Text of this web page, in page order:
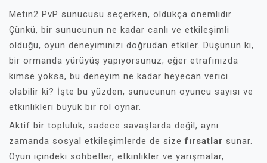
Metin2 PvP sunucusu seçerken, oldukça önemlidir.
Çünkü, bir sunucunun ne kadar canlı ve etkileşimli
olduğu, oyun deneyiminizi doğrudan etkiler. Düşünün ki,
bir ormanda yürüyüş yapıyorsunuz; eğer etrafınızda
kimse yoksa, bu deneyim ne kadar heyecan verici
olabilir ki? İşte bu yüzden, sunucunun oyuncu sayısı ve
etkinlikleri büyük bir rol oynar.
Aktif bir topluluk, sadece savaşlarda değil, aynı
zamanda sosyal etkileşimlerde de sizefırsatlar sunar.
Oyun içindeki sohbetler, etkinlikler ve yarışmalar,